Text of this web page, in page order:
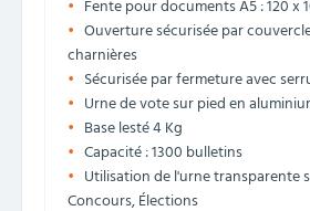
Fente pour documents A5 : 120 x
Ouverture sécurisée par
charnières
Sécurisée par fermeture avec
Urne de vote sur pied en
Base lesté 4 Kg
Capacité : 1300 bulletins
Utilisation de l'urne transparente
Concours, Élections